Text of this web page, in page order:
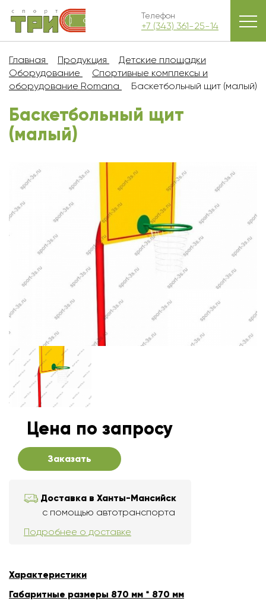
Телефон
+7 (343) 361-25-14
Главная Продукция
Детские площадки
Оборудование
Спортивные комплексы и
оборудование Romana
Баскетбольный щит (малый)
Баскетбольный щит
(малый)
Цена по запросу
Заказать
Доставка в Ханты-Мансийск
с помощью автотранспорта
Подробнее о доставке
Характеристики
Габаритные размеры 870 мм * 870 мм